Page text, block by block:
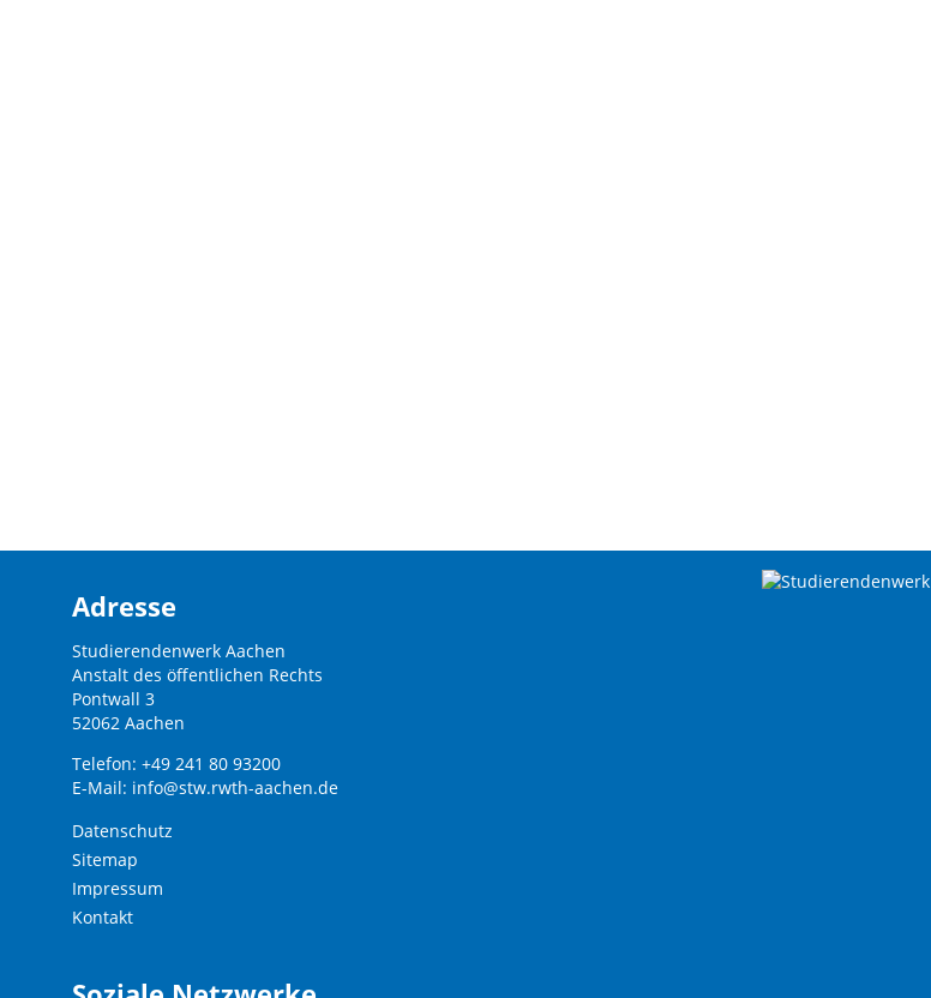
Adresse
Studierendenwerk Aachen
Anstalt des öffentlichen Rechts
Pontwall 3
52062 Aachen
Telefon: +49 241 80 93200
E-Mail: info@stw.rwth-aachen.de
Datenschutz
Sitemap
Impressum
Kontakt